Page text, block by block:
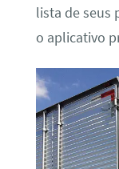
lista de seus
o aplicativo